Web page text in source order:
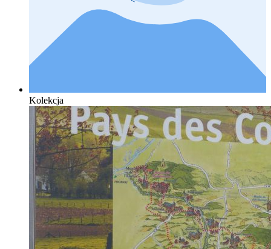
Kolekcja